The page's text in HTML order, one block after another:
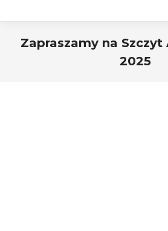
Zapraszamy na Szczyt
2025